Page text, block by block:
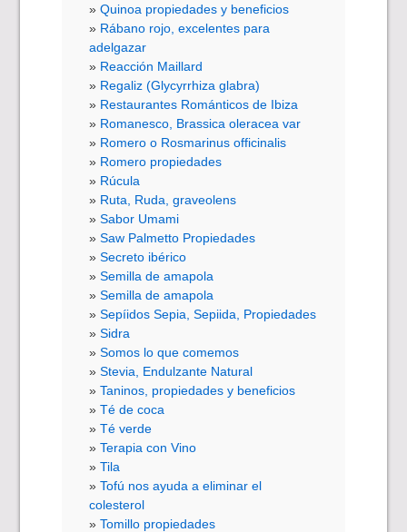
Quinoa propiedades y beneficios
Rábano rojo, excelentes para
adelgazar
Reacción Maillard
Regaliz (Glycyrrhiza glabra)
Restaurantes Románticos de Ibiza
Romanesco, Brassica oleracea var
Romero o Rosmarinus officinalis
Romero propiedades
Rúcula
Ruta, Ruda, graveolens
Sabor Umami
Saw Palmetto Propiedades
Secreto ibérico
Semilla de amapola
Semilla de amapola
Sepíidos Sepia, Sepiida, Propiedades
Sidra
Somos lo que comemos
Stevia, Endulzante Natural
Taninos, propiedades y beneficios
Té de coca
Té verde
Terapia con Vino
Tila
Tofú nos ayuda a eliminar el
colesterol
Tomillo propiedades